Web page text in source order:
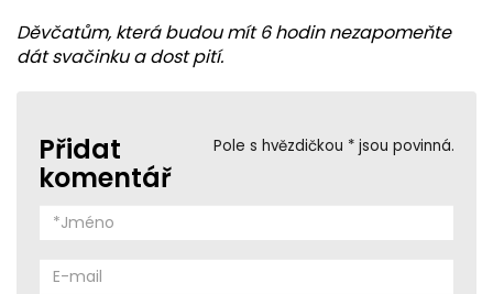
Děvčatům, která budou mít 6 hodin nezapomeňte
dát svačinku a dost pití.
Pole s hvězdičkou * jsou povinná.
Přidat
komentář